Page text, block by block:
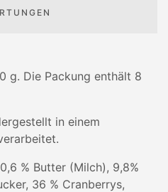
g. Die Packung enthält 8
in einem
% Butter (Milch), 9,8%
36 % Cranberrys,